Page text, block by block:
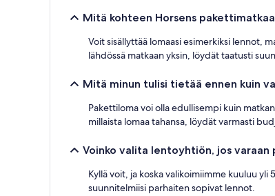
Mitä kohteen Horsens
Voit sisällyttää lomaasi esimerkiksi lennot,
lähdössä matkaan yksin, löydät taatusti
Mitä minun tulisi tietää ennen kuin
Pakettiloma voi olla edullisempi kuin
millaista lomaa tahansa, löydät varmasti
Voinko valita lentoyhtiön, jos varaan
Kyllä voit, ja koska valikoimiimme kuuluu
suunnitelmiisi parhaiten sopivat lennot.